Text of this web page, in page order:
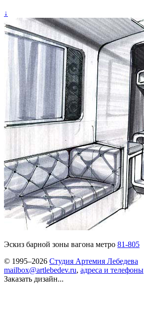
↓
Эскиз барной зоны вагона метро 81-805
© 1995–2026 Студия Артемия Лебедева
mailbox@artlebedev.ru, адреса и телефоны
Заказать дизайн...